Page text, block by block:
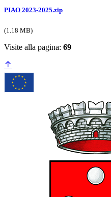
PIAO 2023-2025.zip
(1.18 MB)
Visite alla pagina: 69